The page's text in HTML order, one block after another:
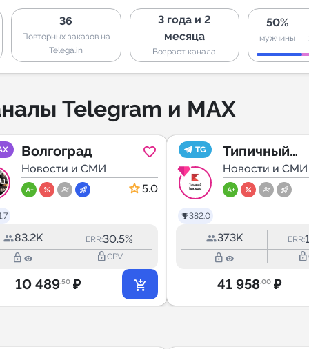
36
Повторных заказов на
Telega.in
3 года и 2
месяца
Возраст канала
50%
мужчины
Telegram и MAX
Волгоград
Новости и СМИ
5.0
83.2K ERR:30.5%
lock_outline lock_outlineCPV
10 489.50 ₽
TG
382.0
Типичный
Краснодар
Новости и СМИ
373K ERR:
lock_outline lock_outline
41 958.00 ₽